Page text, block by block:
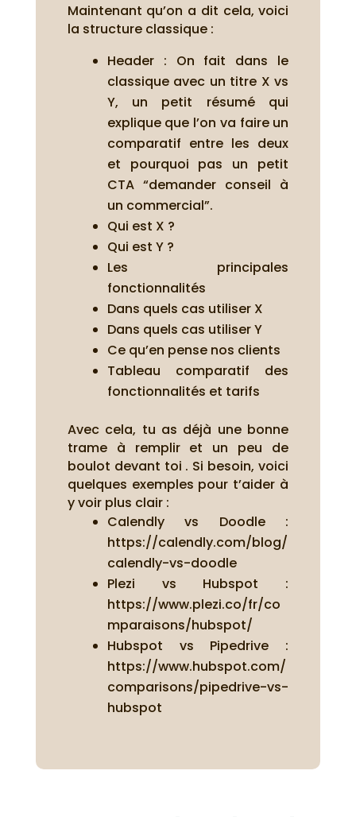
Maintenant qu’on a dit cela, voici
la structure classique :
Header : On fait dans le
classique avec un titre X vs
Y, un petit résumé qui
explique que l’on va faire un
comparatif entre les deux
et pourquoi pas un petit
CTA “demander conseil à
un commercial”.
Qui est X ?
Qui est Y ?
Les principales
fonctionnalités
Dans quels cas utiliser X
Dans quels cas utiliser Y
Ce qu’en pense nos clients
Tableau comparatif des
fonctionnalités et tarifs
Avec cela, tu as déjà une bonne
trame à remplir et un peu de
boulot devant toi . Si besoin, voici
quelques exemples pour t’aider à
y voir plus clair :
Calendly vs Doodle :
https://calendly.com/blog/
calendly-vs-doodle
Plezi vs Hubspot :
https://www.plezi.co/fr/co
mparaisons/hubspot/
Hubspot vs Pipedrive :
https://www.hubspot.com/
comparisons/pipedrive-vs-
hubspot